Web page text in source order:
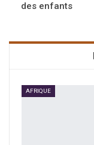
des enfants
AFRIQUE